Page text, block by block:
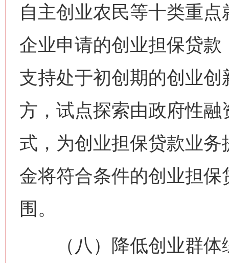
自主创业农民等十类重
企业申请的创业担保贷
支持处于初创期的创业
方，试点探索由政府性
式，为创业担保贷款业
金将符合条件的创业担
围。
（八）降低创业群体